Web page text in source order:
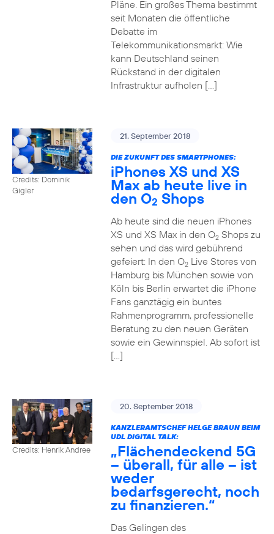
Pläne. Ein großes Thema bestimmt
seit Monaten die öffentliche
Debatte im
Telekommunikationsmarkt: Wie
kann Deutschland seinen
Rückstand in der digitalen
Infrastruktur aufholen […]
Credits: Dominik
Gigler
21. September 2018
DIE ZUKUNFT DES SMARTPHONES:
iPhones XS und XS
Max ab heute live in
den O2 Shops
Ab heute sind die neuen iPhones
XS und XS Max in den O2Shops zu
sehen und das wird gebührend
gefeiert: In den O2Live Stores von
Hamburg bis München sowie von
Köln bis Berlin erwartet die iPhone
Fans ganztägig ein buntes
Rahmenprogramm, professionelle
Beratung zu den neuen Geräten
sowie ein Gewinnspiel. Ab sofort ist
[…]
Credits: Henrik Andree
20. September 2018
KANZLERAMTSCHEF HELGE BRAUN BEIM
UDL DIGITAL TALK:
„Flächendeckend 5G
– überall, für alle – ist
weder
bedarfsgerecht, noch
zu finanzieren.“
Das Gelingen des